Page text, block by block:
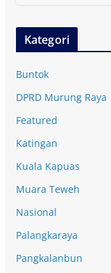
Kategori
Buntok
DPRD Murung Raya
Featured
Katingan
Kuala Kapuas
Muara Teweh
Nasional
Palangkaraya
Pangkalanbun